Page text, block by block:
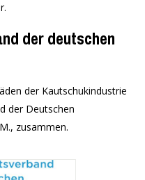
der deutschen
der Kautschukindustrie
der Deutschen
zusammen.